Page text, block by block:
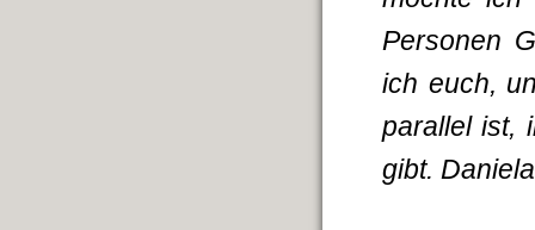
Personen
ich euch,
parallel ist,
gibt.